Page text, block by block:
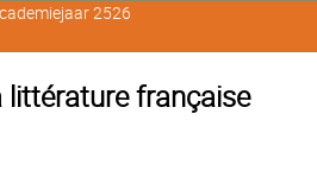
littérature française
2526